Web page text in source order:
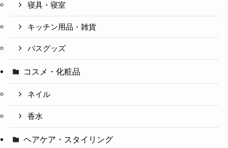
寝具・寝室
キッチン用品・雑貨
バスグッズ
コスメ・化粧品
ネイル
香水
ヘアケア・スタイリング